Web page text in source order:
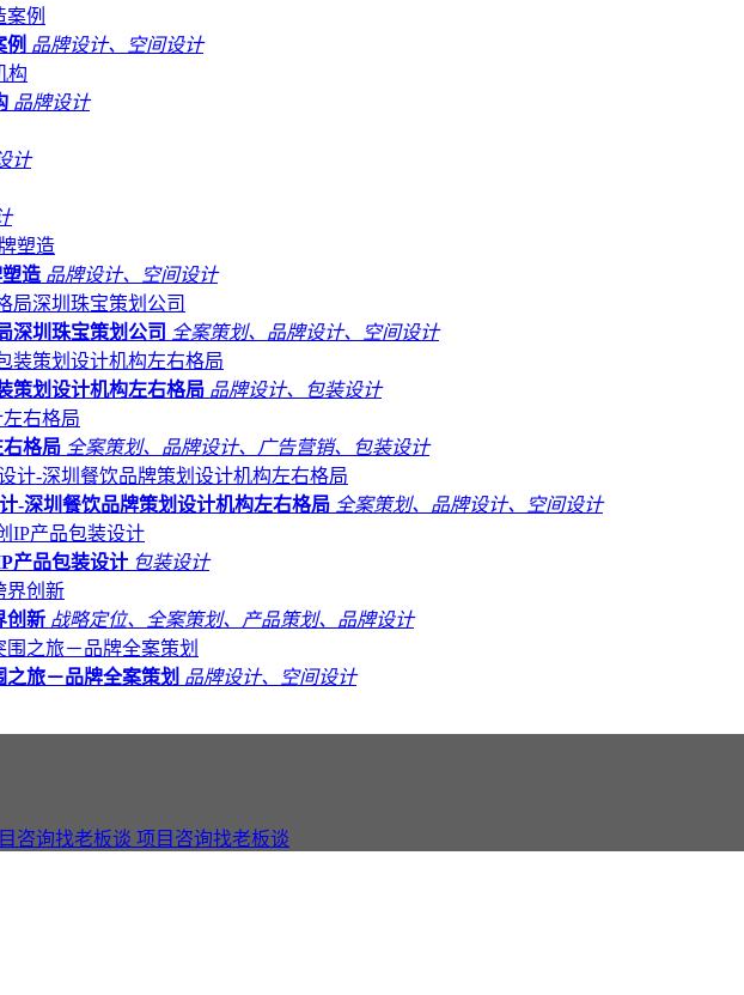
例 品牌设计、空间设计
品牌设计
计
造 品牌设计、空间设计
深圳珠宝策划公司 全案策划、品牌设计、空间设计
策划设计机构左右格局 品牌设计、包装设计
格局 全案策划、品牌设计、广告营销、包装设计
-深圳餐饮品牌策划设计机构左右格局 全案策划、品牌设计、空间设计
产品包装设计 包装设计
创新 战略定位、全案策划、产品策划、品牌设计
旅－品牌全案策划 品牌设计、空间设计
项目咨询找老板谈